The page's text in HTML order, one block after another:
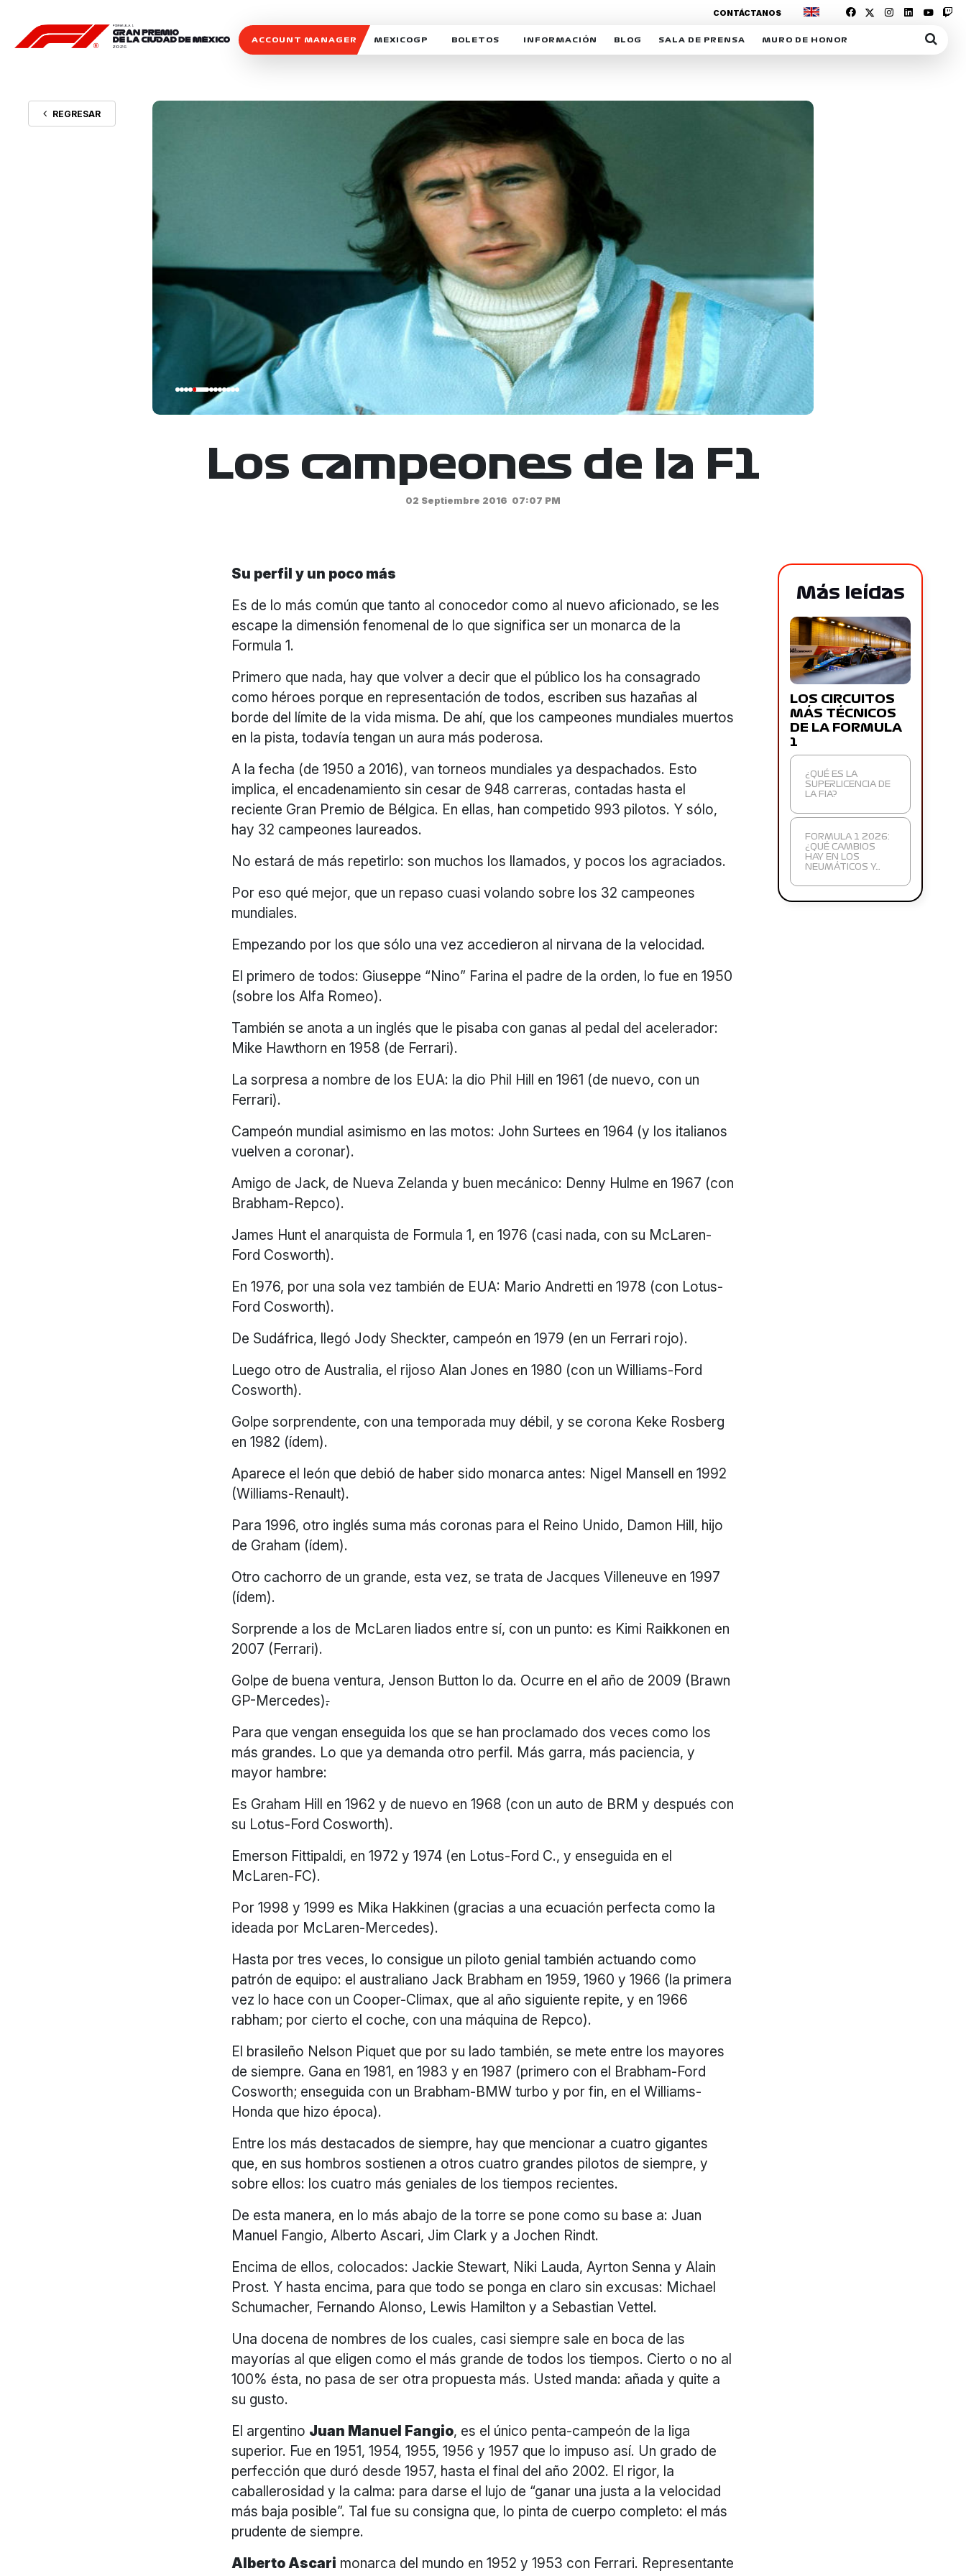
ACCOUNT MANAGER MEXICOGP
SOSTENIBILIDAD
CELEBRA CON NOSOTROS
BOLETOS INFORMACIÓN
DERECHO DE PRIMERA OPCIÓN
REFORESTEMOS JUNTOS
MOTORSPORT ACADEMY
VOLUNTARIOS
EXPOSICIÓN FOTOGRÁFICA
CAMPEONATO
PATROCINADORES
LEGALES TICKETMASTER
BLOG SALA DE PRENSA MURO DE HONOR
CONTÁCTANOS
REGRESAR
Los campeones de la F1
02 Septiembre 2016 07:07 PM
Su perfil y un poco más
Es de lo más común que tanto al conocedor como al nuevo aficionado, se les
escape la dimensión fenomenal de lo que significa ser un monarca de la
Formula 1.
Primero que nada, hay que volver a decir que el público los ha consagrado
como héroes porque en representación de todos, escriben sus hazañas al
borde del límite de la vida misma. De ahí, que los campeones mundiales muertos
en la pista, todavía tengan un aura más poderosa.
A la fecha (de 1950 a 2016), van torneos mundiales ya despachados. Esto
implica, el encadenamiento sin cesar de 948 carreras, contadas hasta el
reciente Gran Premio de Bélgica. En ellas, han competido 993 pilotos. Y sólo,
hay 32 campeones laureados.
No estará de más repetirlo: son muchos los llamados, y pocos los agraciados.
Por eso qué mejor, que un repaso cuasi volando sobre los 32 campeones
mundiales.
Empezando por los que sólo una vez accedieron al nirvana de la velocidad.
El primero de todos: Giuseppe “Nino” Farina el padre de la orden, lo fue en 1950
(sobre los Alfa Romeo).
También se anota a un inglés que le pisaba con ganas al pedal del acelerador:
Mike Hawthorn en 1958 (de Ferrari).
La sorpresa a nombre de los EUA: la dio Phil Hill en 1961 (de nuevo, con un
Ferrari).
Campeón mundial asimismo en las motos: John Surtees en 1964 (y los italianos
vuelven a coronar).
Amigo de Jack, de Nueva Zelanda y buen mecánico: Denny Hulme en 1967 (con
Brabham-Repco).
James Hunt el anarquista de Formula 1, en 1976 (casi nada, con su McLaren-
Ford Cosworth).
En 1976, por una sola vez también de EUA: Mario Andretti en 1978 (con Lotus-
Ford Cosworth).
De Sudáfrica, llegó Jody Sheckter, campeón en 1979 (en un Ferrari rojo).
Luego otro de Australia, el rijoso Alan Jones en 1980 (con un Williams-Ford
Cosworth).
Golpe sorprendente, con una temporada muy débil, y se corona Keke Rosberg
en 1982 (ídem).
Aparece el león que debió de haber sido monarca antes: Nigel Mansell en 1992
(Williams-Renault).
Para 1996, otro inglés suma más coronas para el Reino Unido, Damon Hill, hijo
de Graham (ídem).
Otro cachorro de un grande, esta vez, se trata de Jacques Villeneuve en 1997
(ídem).
Sorprende a los de McLaren liados entre sí, con un punto: es Kimi Raikkonen en
2007 (Ferrari).
Golpe de buena ventura, Jenson Button lo da. Ocurre en el año de 2009 (Brawn
GP-Mercedes).
Para que vengan enseguida los que se han proclamado dos veces como los
más grandes. Lo que ya demanda otro perfil. Más garra, más paciencia, y
mayor hambre:
Es Graham Hill en 1962 y de nuevo en 1968 (con un auto de BRM y después con
su Lotus-Ford Cosworth).
Emerson Fittipaldi, en 1972 y 1974 (en Lotus-Ford C., y enseguida en el
McLaren-FC).
Por 1998 y 1999 es Mika Hakkinen (gracias a una ecuación perfecta como la
ideada por McLaren-Mercedes).
Hasta por tres veces, lo consigue un piloto genial también actuando como
patrón de equipo: el australiano Jack Brabham en 1959, 1960 y 1966 (la primera
vez lo hace con un Cooper-Climax, que al año siguiente repite, y en 1966
rabham; por cierto el coche, con una máquina de Repco).
El brasileño Nelson Piquet que por su lado también, se mete entre los mayores
de siempre. Gana en 1981, en 1983 y en 1987 (primero con el Brabham-Ford
Cosworth; enseguida con un Brabham-BMW turbo y por fin, en el Williams-
Honda que hizo época).
Entre los más destacados de siempre, hay que mencionar a cuatro gigantes
que, en sus hombros sostienen a otros cuatro grandes pilotos de siempre, y
sobre ellos: los cuatro más geniales de los tiempos recientes.
De esta manera, en lo más abajo de la torre se pone como su base a: Juan
Manuel Fangio, Alberto Ascari, Jim Clark y a Jochen Rindt.
Encima de ellos, colocados: Jackie Stewart, Niki Lauda, Ayrton Senna y Alain
Prost. Y hasta encima, para que todo se ponga en claro sin excusas: Michael
Schumacher, Fernando Alonso, Lewis Hamilton y a Sebastian Vettel.
Una docena de nombres de los cuales, casi siempre sale en boca de las
mayorías al que eligen como el más grande de todos los tiempos. Cierto o no al
100% ésta, no pasa de ser otra propuesta más. Usted manda: añada y quite a
su gusto.
El argentino Juan Manuel Fangio, es el único penta-campeón de la liga
superior. Fue en 1951, 1954, 1955, 1956 y 1957 que lo impuso así. Un grado de
perfección que duró desde 1957, hasta el final del año 2002. El rigor, la
caballerosidad y la calma: para darse el lujo de “ganar una justa a la velocidad
más baja posible”. Tal fue su consigna que, lo pinta de cuerpo completo: el más
prudente de siempre.
Alberto Ascari monarca del mundo en 1952 y 1953 con Ferrari. Representante
Más leídas
LOS CIRCUITOS
MÁS TÉCNICOS
DE LA FORMULA
1
¿QUÉ ES LA
SUPERLICENCIA DE
LA FIA?
FORMULA 1 2026:
¿QUÉ CAMBIOS
HAY EN LOS
NEUMÁTICOS Y…